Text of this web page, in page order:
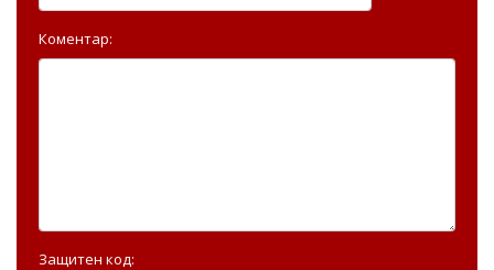
Коментар:
Защитен код: